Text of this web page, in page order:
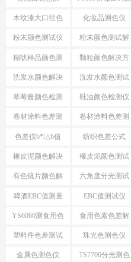
PS809 径测色仪
木纹漆大口径色
差仪
化妆品测色仪
粉末颜色测试仪
选择
粉末颜色测试解
决方案
糊状样品颜色测
量
颗粒颜色解决方
案
洗发水颜色解决
方案
洗发水颜色测试
仪
草莓酱颜色检测
仪
鞋油颜色检测仪
卷材涂料色差测
试
卷材涂料色差测
试仪
色差仪b*/△b值 纺织色差公式
ΔE*CMC
橡皮泥颜色解决
方案
橡皮泥颜色测试
仪
有色镜片颜色解
决方案
六角度分光测试
啤酒EBC值测量 EBC值测试仪
YS6060测食用色
素颜色
食用色素色差解
决方案
塑料件色差测试
仪
珠光色测色仪
金属色测色仪 TS7700分光测色